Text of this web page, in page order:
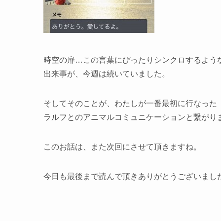
時空の扉…この言葉にぴったりシンクロするよう
出来事が、今週は続いていました。
そしてそのことが、わたしが一番最初に行なった
ラルフとのアニマルコミュニケーションと繋がり
このお話は、また次回にさせて頂きますね。
今日も最後まで読んで頂きありがとうございまし